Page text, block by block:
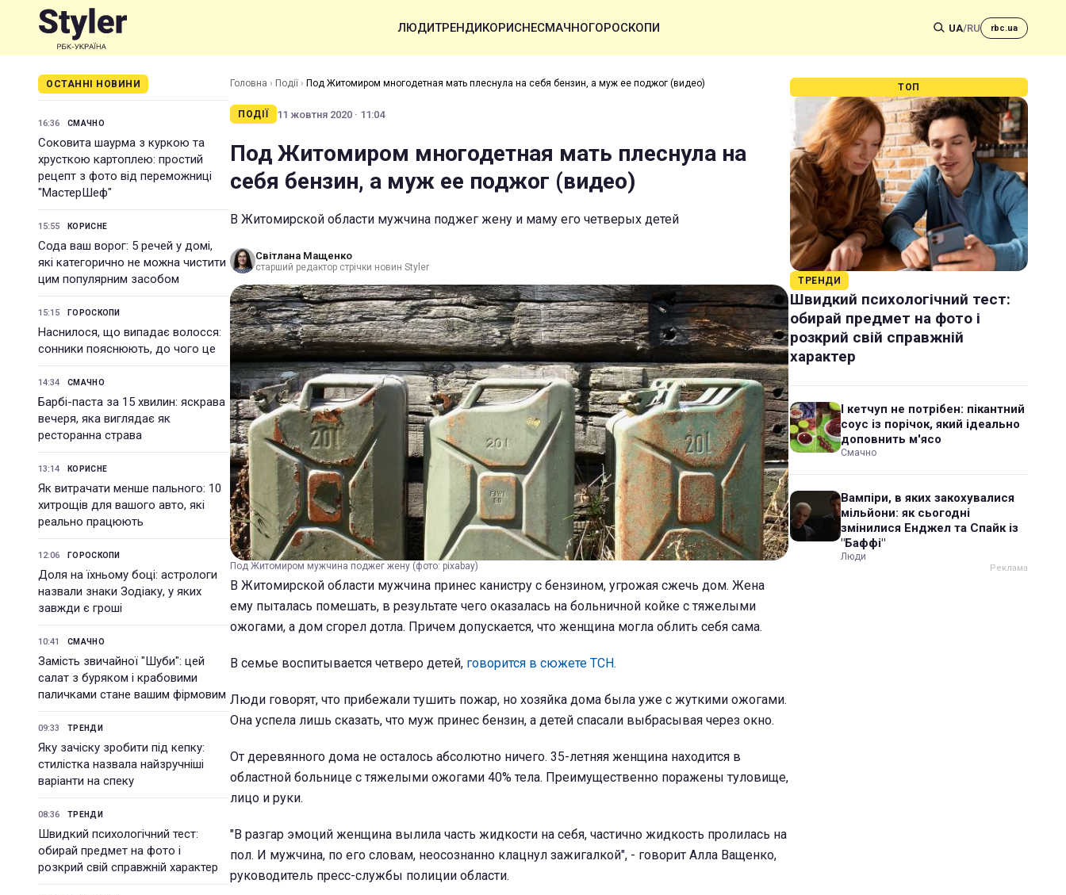
ЛЮДИТРЕНДИКОРИСНЕСМАЧНОГОРОСКОПИ UA/RU rbc.ua
ОСТАННІ НОВИНИ
16:36 СМАЧНО
Соковита шаурма з куркою та
хрусткою картоплею: простий
рецепт з фото від переможниці
"МастерШеф"
15:55 КОРИСНЕ
Сода ваш ворог: 5 речей у домі,
які категорично не можна чистити
цим популярним засобом
15:15 ГОРОСКОПИ
Наснилося, що випадає волосся:
сонники пояснюють, до чого це
14:34 СМАЧНО
Барбі-паста за 15 хвилин: яскрава
вечеря, яка виглядає як
ресторанна страва
13:14 КОРИСНЕ
Як витрачати менше пального: 10
хитрощів для вашого авто, які
реально працюють
12:06 ГОРОСКОПИ
Доля на їхньому боці: астрологи
назвали знаки Зодіаку, у яких
завжди є гроші
10:41 СМАЧНО
Замість звичайної "Шуби": цей
салат з буряком і крабовими
паличками стане вашим фірмовим
09:33 ТРЕНДИ
Яку зачіску зробити під кепку:
стилістка назвала найзручніші
варіанти на спеку
08:36 ТРЕНДИ
Швидкий психологічний тест:
обирай предмет на фото і
розкрий свій справжній характер
Головна › Події › Под Житомиром многодетная мать плеснула на себя бензин, а муж ее поджог (видео)
ПОДІЇ 11 жовтня 2020 · 11:04
Под Житомиром многодетная мать плеснула на
себя бензин, а муж ее поджог (видео)
В Житомирской области мужчина поджег жену и маму его четверых детей
Світлана Мащенко
старший редактор стрічки новин Styler
Под Житомиром мужчина поджег жену (фото: pixabay)
В Житомирской области мужчина принес канистру с бензином, угрожая сжечь дом. Жена
ему пыталась помешать, в результате чего оказалась на больничной койке с тяжелыми
ожогами, а дом сгорел дотла. Причем допускается, что женщина могла облить себя сама.
В семье воспитывается четверо детей, говорится в сюжете ТСН.
Люди говорят, что прибежали тушить пожар, но хозяйка дома была уже с жуткими ожогами.
Она успела лишь сказать, что муж принес бензин, а детей спасали выбрасывая через окно.
От деревянного дома не осталось абсолютно ничего. 35-летняя женщина находится в
областной больнице с тяжелыми ожогами 40% тела. Преимущественно поражены туловище,
лицо и руки.
"В разгар эмоций женщина вылила часть жидкости на себя, частично жидкость пролилась на
пол. И мужчина, по его словам, неосознанно клацнул зажигалкой", - говорит Алла Ващенко,
руководитель пресс-службы полиции области.
ТОП
ТРЕНДИ
Швидкий психологічний тест:
обирай предмет на фото і
розкрий свій справжній
характер
І кетчуп не потрібен: пікантний
соус із порічок, який ідеально
доповнить м'ясо
Смачно
Вампіри, в яких закохувалися
мільйони: як сьогодні
змінилися Енджел та Спайк із
"Баффі"
Люди